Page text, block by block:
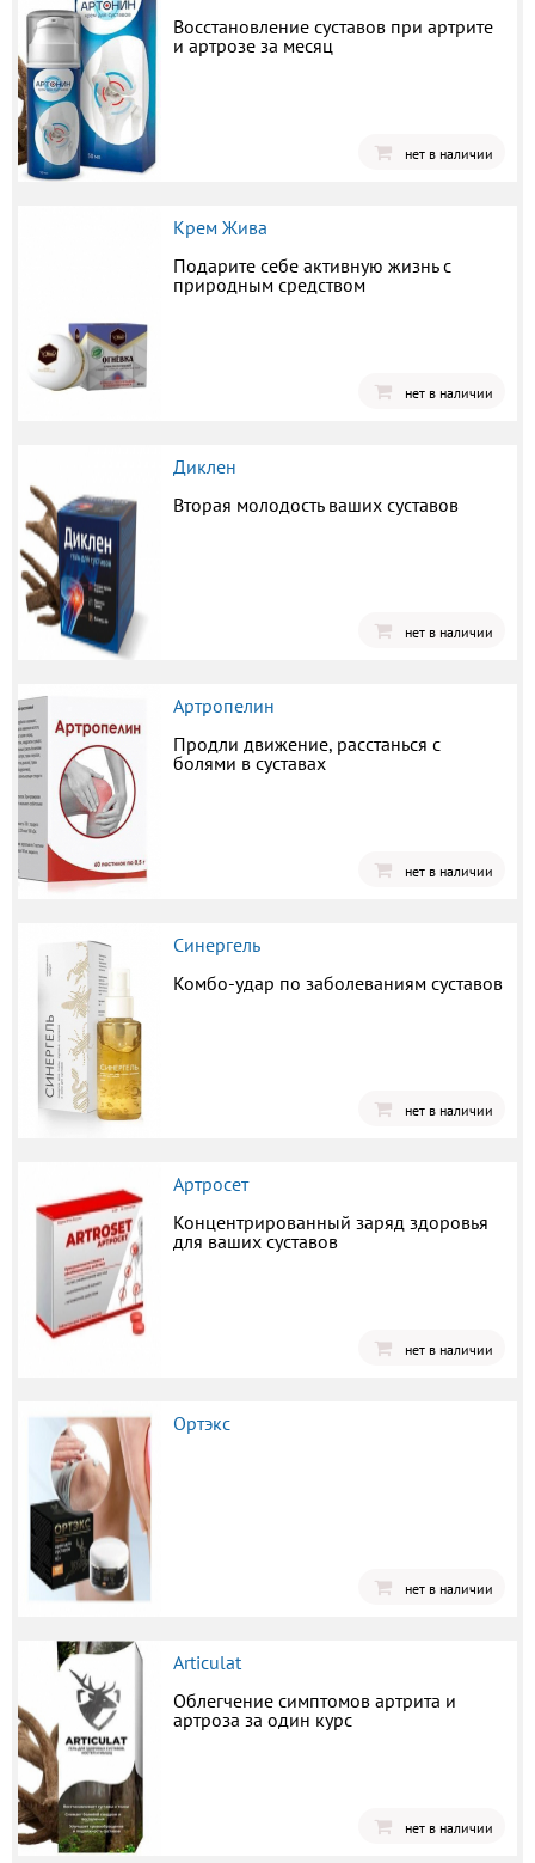
Восстановление суставов при артрите
и артрозе за месяц
нет в наличии
Крем Жива
Подарите себе активную жизнь с
природным средством
нет в наличии
Диклен
Вторая молодость ваших суставов
нет в наличии
Артропелин
Продли движение, расстанься с
болями в суставах
нет в наличии
Синергель
Комбо-удар по заболеваниям суставов
нет в наличии
Артросет
Концентрированный заряд здоровья
для ваших суставов
нет в наличии
Ортэкс
нет в наличии
Articulat
Облегчение симптомов артрита и
артроза за один курс
нет в наличии